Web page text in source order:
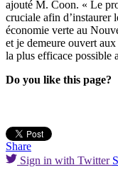
ajouté M. Coon. « Le
cruciale afin d’instaurer
économie verte au
et je demeure ouvert
la plus efficace possible
Do you like this page?
Share
Sign in with Twitter